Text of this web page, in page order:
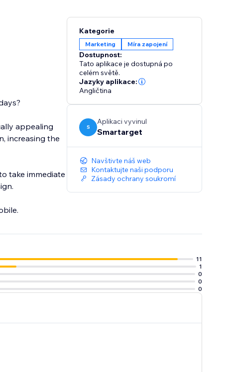
appealing
increasing the
take immediate
Kategorie
Marketing Míra zapojení
Dostupnost:
Tato aplikace je dostupná po
celém světě.
Jazyky aplikace:
Angličtina
S
Aplikaci vyvinul
Smartarget
Navštivte náš web
Kontaktujte naši podporu
Zásady ochrany soukromí
11
1
0
0
0